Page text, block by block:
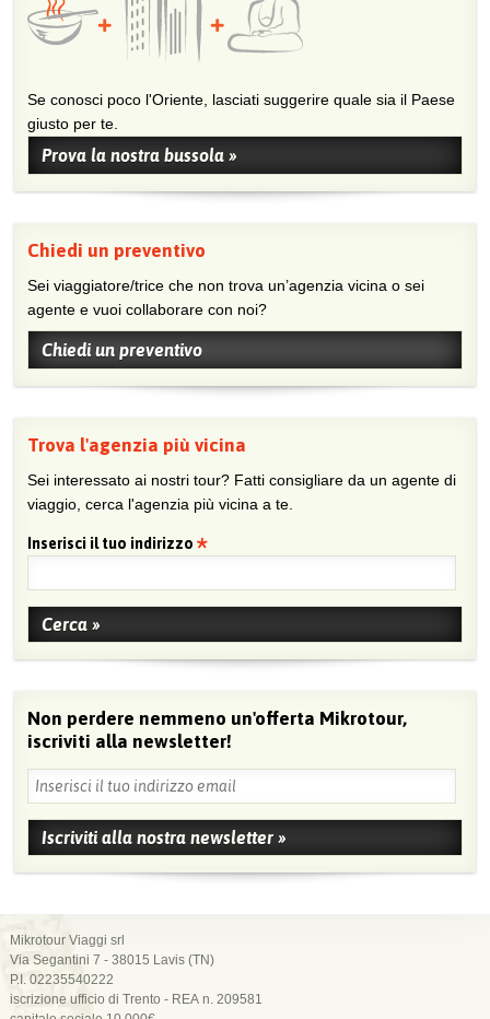
Se conosci poco l'Oriente, lasciati suggerire quale sia il Paese
giusto per te.
Prova la nostra bussola »
Chiedi un preventivo
Sei viaggiatore/trice che non trova un’agenzia vicina o sei
agente e vuoi collaborare con noi?
Chiedi un preventivo
Trova l'agenzia più vicina
Sei interessato ai nostri tour? Fatti consigliare da un agente di
viaggio, cerca l'agenzia più vicina a te.
Inserisci il tuo indirizzo
Non perdere nemmeno un'offerta Mikrotour,
iscriviti alla newsletter!
Mikrotour Viaggi srl
Via Segantini 7 - 38015 Lavis (TN)
P.I. 02235540222
iscrizione ufficio di Trento - REA n. 209581